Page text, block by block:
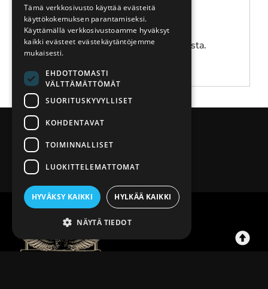
asiakaspalvelu@eagleclub.fi
050 511 3006
Lahjakortti on voimassa 12 kk tilauksesta.
Tämä verkkosivusto käyttää evästeitä
käyttökokemuksen parantamiseksi.
Käyttämällä verkkosivustoamme hyväksyt
kaikki evästeet evästekäytäntöjemme
mukaisesti.
EHDOTTOMASTI
VÄLTTÄMÄTTÖMÄT
SUORITUSKYVYLLISET
KOHDENTAVAT
TOIMINNALLISET
LUOKITTELEMATTOMAT
HYVÄKSY KAIKKI HYLKÄÄ KAIKKI
NÄYTÄ TIEDOT